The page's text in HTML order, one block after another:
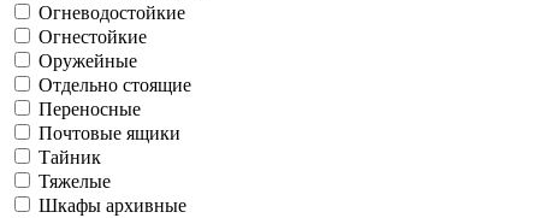
Огневодостойкие
Огнестойкие
Оружейные
Отдельно стоящие
Переносные
Почтовые ящики
Тайник
Тяжелые
Шкафы архивные